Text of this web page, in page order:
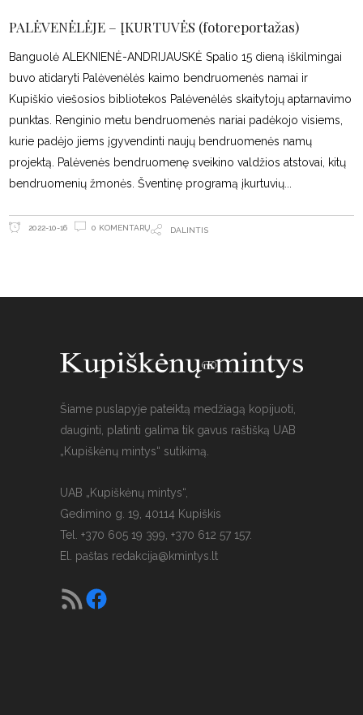
PALĖVENĖLĖJE – ĮKURTUVĖS (fotoreportažas)
Banguolė ALEKNIENĖ-ANDRIJAUSKĖ Spalio 15 dieną iškilmingai
buvo atidaryti Palėvenėlės kaimo bendruomenės namai ir
Kupiškio viešosios bibliotekos Palėvenėlės skaitytojų aptarnavimo
punktas. Renginio metu bendruomenės nariai padėkojo visiems,
kurie padėjo jiems įgyvendinti naujų bendruomenės namų
projektą. Palėvenės bendruomenę sveikino valdžios atstovai, kitų
bendruomenių žmonės. Šventinę programą įkurtuvių
2022-10-16 0 KOMENTARŲ DALINTIS
Šiame puslapyje pateiktą medžiagą kopijuoti,
dauginti, platinti galima tik gavus raštišką UAB
„Kupiškėnų mintys“ sutikimą.
UAB „Kupiškėnų mintys“,
Gedimino g. 19, 40114 Kupiškis
Tel. +370 605 19 399, +370 612 57 157.
El. paštas redakcija@kmintys.lt